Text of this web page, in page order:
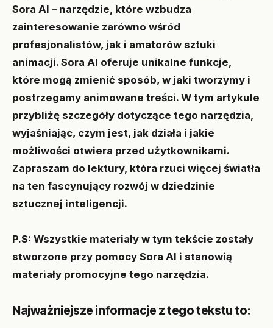
Sora AI – narzędzie, które wzbudza
zainteresowanie zarówno wśród
profesjonalistów, jak i amatorów sztuki
animacji. Sora AI oferuje unikalne funkcje,
które mogą zmienić sposób, w jaki tworzymy i
postrzegamy animowane treści. W tym artykule
przybliżę szczegóły dotyczące tego narzędzia,
wyjaśniając, czym jest, jak działa i jakie
możliwości otwiera przed użytkownikami.
Zapraszam do lektury, która rzuci więcej światła
na ten fascynujący rozwój w dziedzinie
sztucznej inteligencji.
P.S: Wszystkie materiały w tym tekście zostały
stworzone przy pomocy Sora AI i stanowią
materiały promocyjne tego narzędzia.
Najważniejsze informacje z tego tekstu to: